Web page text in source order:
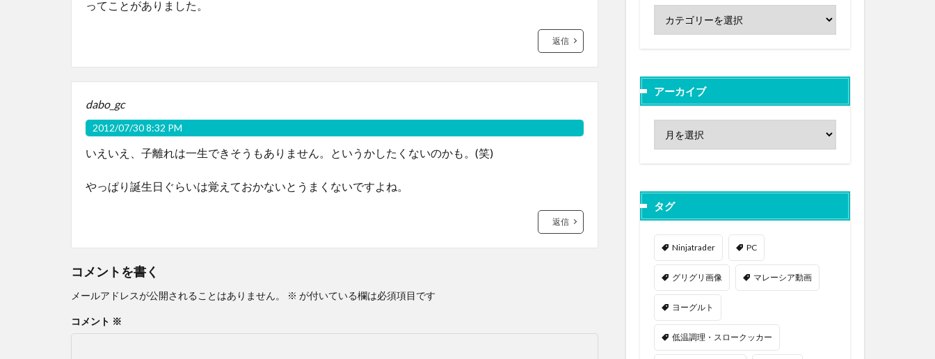
ってことがありました。
返信
dabo_gc
2012/07/30 8:32 PM
いえいえ、子離れは一生できそうもありません。というかしたくないのかも。(笑)
やっぱり誕生日ぐらいは覚えておかないとうまくないですよね。
返信
コメントを書く
メールアドレスが公開されることはありません。 ※ が付いている欄は必須項目です
コメント ※
アーカイブ
タグ
Ninjatrader PC
グリグリ画像 マレーシア動画
ヨーグルト
低温調理・スロークッカー